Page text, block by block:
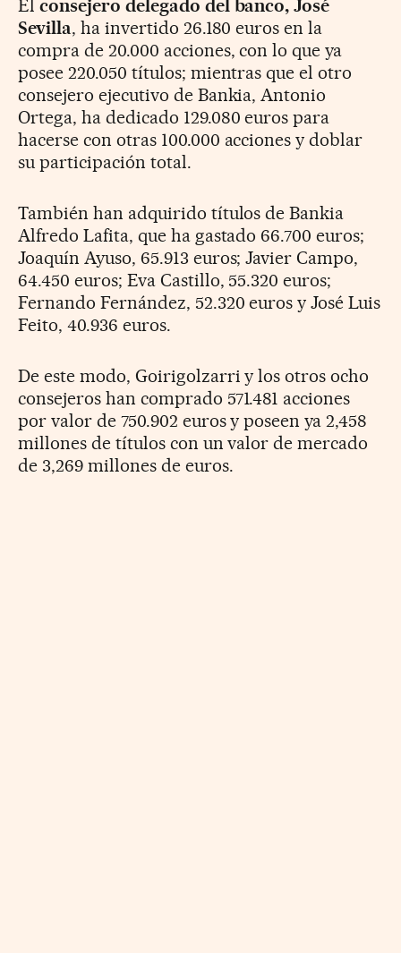
El consejero delegado del banco, José
Sevilla, ha invertido 26.180 euros en la
compra de 20.000 acciones, con lo que ya
posee 220.050 títulos; mientras que el otro
consejero ejecutivo de Bankia, Antonio
Ortega, ha dedicado 129.080 euros para
hacerse con otras 100.000 acciones y doblar
su participación total.
También han adquirido títulos de Bankia
Alfredo Lafita, que ha gastado 66.700 euros;
Joaquín Ayuso, 65.913 euros; Javier Campo,
64.450 euros; Eva Castillo, 55.320 euros;
Fernando Fernández, 52.320 euros y José Luis
Feito, 40.936 euros.
De este modo, Goirigolzarri y los otros ocho
consejeros han comprado 571.481 acciones
por valor de 750.902 euros y poseen ya 2,458
millones de títulos con un valor de mercado
de 3,269 millones de euros.